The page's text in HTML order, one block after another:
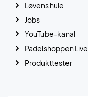
Løvens hule
Jobs
YouTube-kanal
Padelshoppen Live
Produkttester